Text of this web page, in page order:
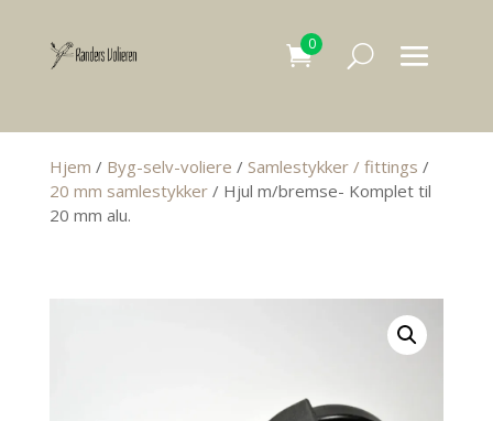
0
Hjem / Byg-selv-voliere / Samlestykker / fittings /
20 mm samlestykker/ Hjul m/bremse- Komplet til
20 mm alu.